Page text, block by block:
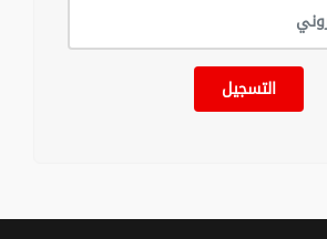
التسجيل